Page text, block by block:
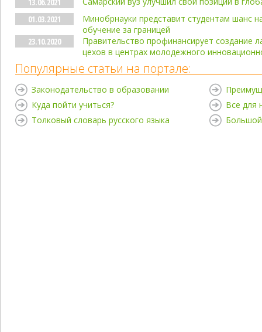
01.03.2021
Минобрнауки представит студентам шанс
обучение за границей
23.10.2020
Правительство профинансирует создание
цехов в центрах молодежного
Популярные статьи на портале:
Законодательство в образовании
Куда пойти учиться?
Толковый словарь русского языка
Все для
Большой